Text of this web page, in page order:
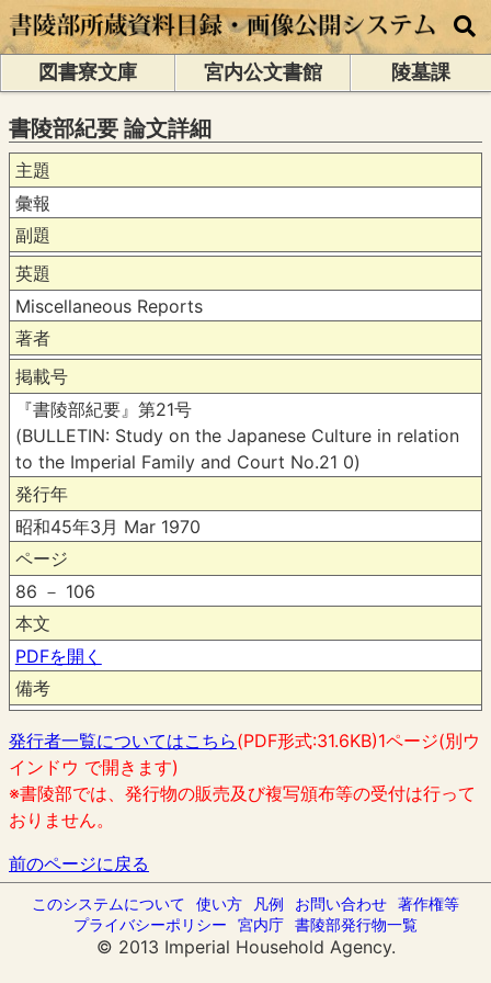
図書寮文庫 宮内公文書館 陵墓課
書陵部紀要 論文詳細
主題
彙報
副題
英題
Miscellaneous Reports
著者
掲載号
『書陵部紀要』第21号
(BULLETIN: Study on the Japanese Culture in relation
to the Imperial Family and Court No.21 0)
発行年
昭和45年3月 Mar 1970
ページ
86 － 106
本文
PDFを開く
備考
発行者一覧についてはこちら(PDF形式:31.6KB)1ページ(別ウ
インドウ で開きます)
※書陵部では、発行物の販売及び複写頒布等の受付は行って
おりません。
前のページに戻る
このシステムについて 使い方 凡例 お問い合わせ 著作権等
プライバシーポリシー
宮内庁 書陵部発行物一覧
© 2013 Imperial Household Agency.